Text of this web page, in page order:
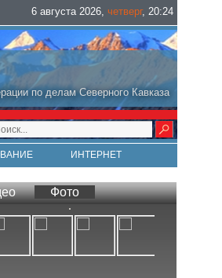
6 августа 2026, четверг, 20:24
по делам Северного Кавказа
ИНТЕРНЕТ
Фото